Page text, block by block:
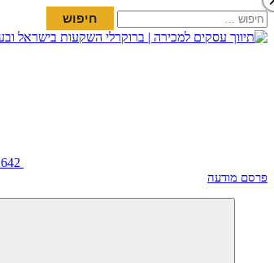
חיפוש:
פרסם מודעה